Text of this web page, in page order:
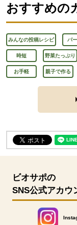
おすすめの
みんなの投稿レシピ パ
時短 野菜たっぷり
お手軽 親子で作る
ビオサポの
SNS公式アカウ
別の